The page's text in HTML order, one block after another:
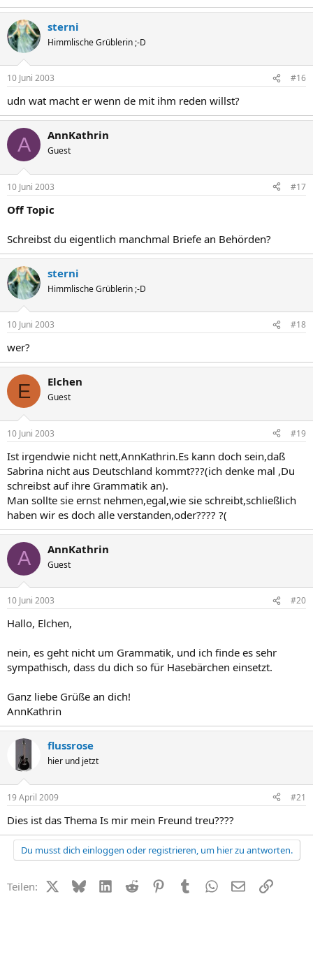
sterni
Himmlische Grüblerin ;-D
10 Juni 2003 #16
udn wat macht er wenn de mit ihm reden willst?
A AnnKathrin
Guest
10 Juni 2003 #17
Off Topic
Schreibst du eigentlich manchmal Briefe an Behörden?
sterni
Himmlische Grüblerin ;-D
10 Juni 2003 #18
wer?
E Elchen
Guest
10 Juni 2003 #19
Ist irgendwie nicht nett,AnnKathrin.Es kann doch sein,daß
Sabrina nicht aus Deutschland kommt???(ich denke mal ,Du
schreibst auf ihre Grammatik an).
Man sollte sie ernst nehmen,egal,wie sie schreibt,schließlich
haben wir es doch alle verstanden,oder???? ?(
A AnnKathrin
Guest
10 Juni 2003 #20
Hallo, Elchen,
nein, es geht nicht um Grammatik, und ich finde es sehr
sympathisch, dass du dich so für Hasebärchen einsetzt.
Ganz liebe Grüße an dich!
AnnKathrin
flussrose
hier und jetzt
19 April 2009 #21
Dies ist das Thema Is mir mein Freund treu????
Du musst dich einloggen oder registrieren, um hier zu antworten.
Teilen: X (Twitter)
BlueskyLinkedIn
Reddit PinterestTumblr WhatsApp
E-MailLink